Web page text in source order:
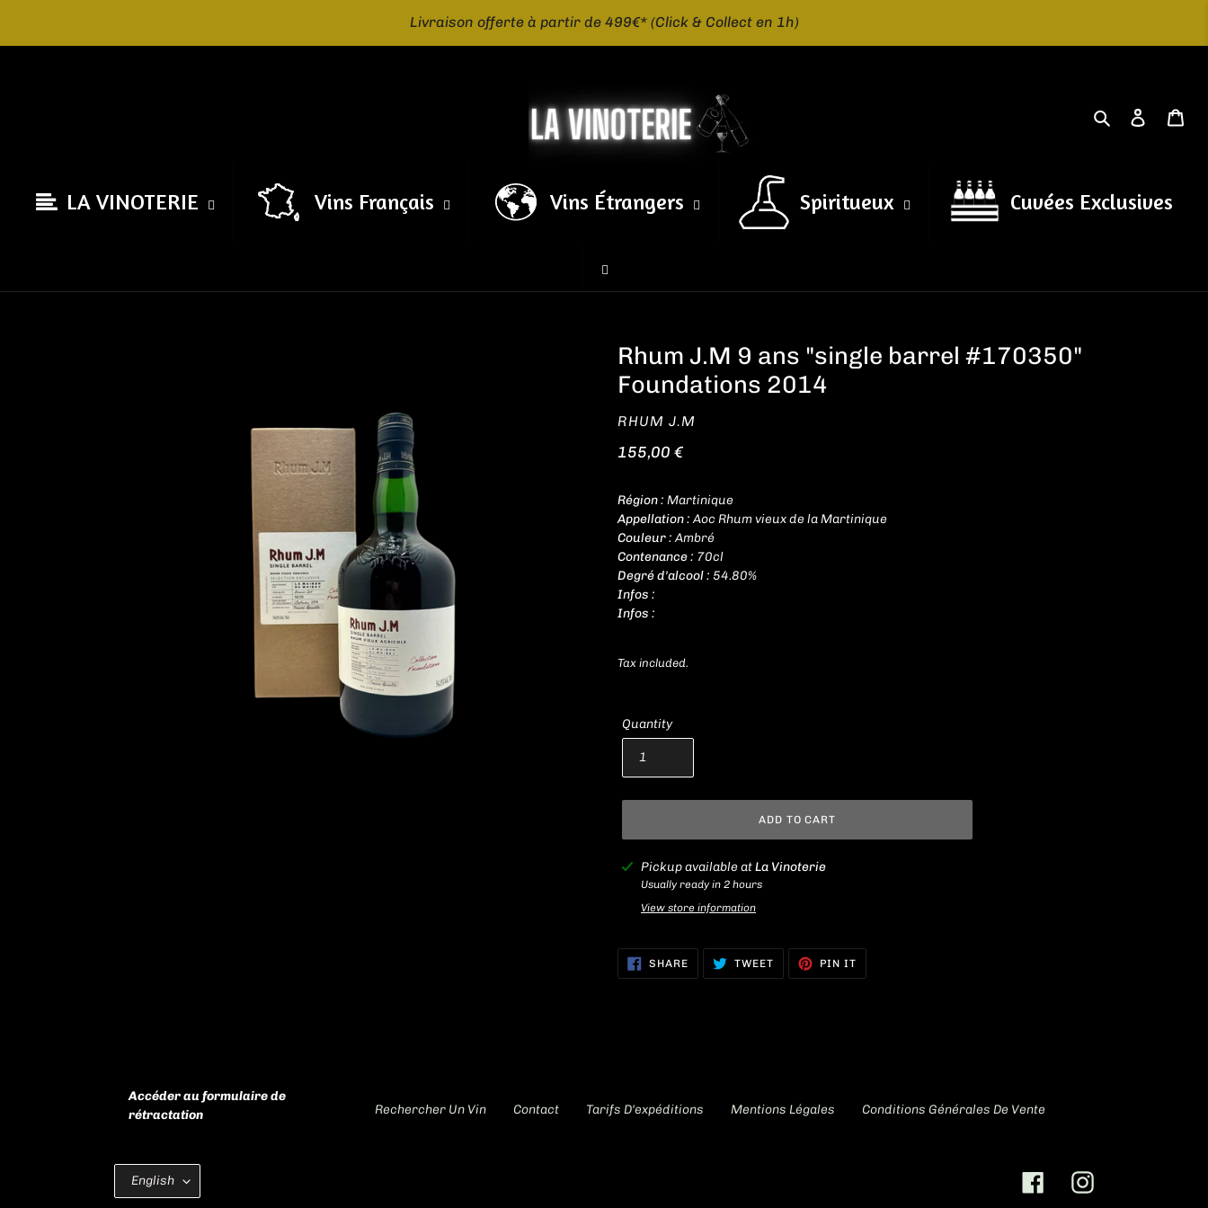
content
Livraison offerte à partir de 499€* (Click & Collect en 1h)
Search Log in
LA VINOTERIE Vins Français Vins Étrangers Spiritueux Cuvées Exclusives
Rhum J.M 9 ans "single barrel #170350"
Foundations 2014
VENDOR
RHUM J.M
Regular
155,00 €
Région : Martinique
Appellation :Aoc Rhum vieux de la Martinique
Couleur :Ambré
Contenance : 70cl
Degré d'alcool : 54.80%
Infos :
Infos :
Tax included.
Quantity
ADD TO CART
Adding
product
Pickup available atLa Vinoterie
Usually ready in 2 hours
View store information
SHARESHARE
FACEBOOK
TWEETTWEET
TWITTER
PIN IT
PINTEREST
Accéder au formulaire de
rétractation
Rechercher Un Vin Contact Tarifs D'expéditions Mentions Légales Conditions Générales De Vente
L
N
English FacebookInstagram